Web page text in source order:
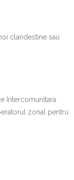
clandestine sau
Intercomunitara
zonal pentru